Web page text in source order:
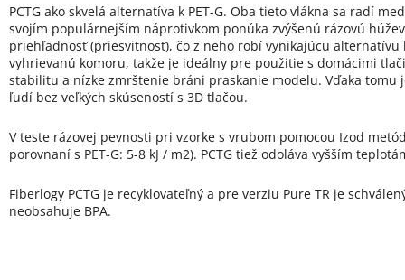
PCTG ako skvelá alternatíva k PET-G. Oba tieto vlákna sa radí
svojím populárnejším náprotivkom ponúka zvýšenú rázovú
priehľadnosť (priesvitnosť), čo z neho robí vynikajúcu alternatívu
vyhrievanú komoru, takže je ideálny pre použitie s domácimi
stabilitu a nízke zmrštenie bráni praskanie modelu. Vďaka
ľudí bez veľkých skúseností s 3D tlačou.
V teste rázovej pevnosti pri vzorke s vrubom pomocou Izod
porovnaní s PET-G: 5-8 kJ / m2). PCTG tiež odoláva vyšším
Fiberlogy PCTG je recyklovateľný a pre verziu Pure TR je
neobsahuje BPA.